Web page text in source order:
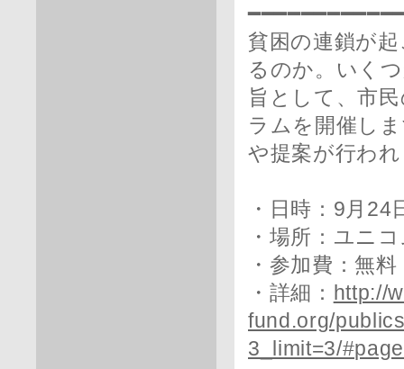
貧困の連鎖が
るのか。いく
旨として、市
ラムを開催し
や提案が行わ
・日時：9月
・場所：ユニ
・参加費：無
・詳細： http://
fund.org/
3_limit=3/